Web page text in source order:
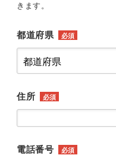
きます。
都道府県 必須
住所 必須
電話番号 必須